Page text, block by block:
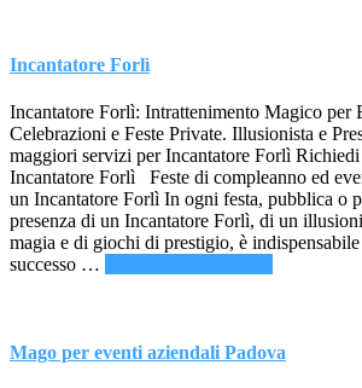
Incantatore Forlì
Incantatore Forlì: Intrattenimento Magico per
Celebrazioni e Feste Private. Illusionista e
maggiori servizi per Incantatore Forlì
Incantatore Forlì Feste di compleanno ed
un Incantatore Forlì In ogni festa, pubblica o
presenza di un Incantatore Forlì, di un
magia e di giochi di prestigio, è
successo …
Mago per eventi aziendali Padova